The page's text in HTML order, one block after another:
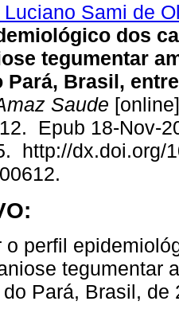
Sami de
dos
tegumentar
Pará, Brasil,
Saude
Epub 18-Nov-
http://dx.doi.org/
o perfil
tegumentar
Pará, Brasil, de